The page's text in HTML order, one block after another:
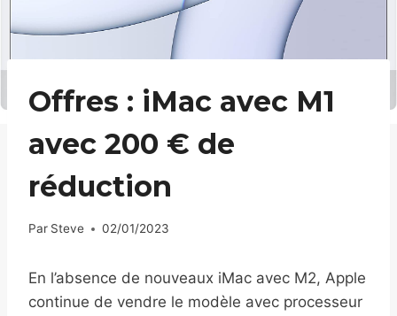
Offres : iMac avec M1
avec 200 € de
réduction
Par Steve 02/01/2023
En l’absence de nouveaux iMac avec M2, Apple
continue de vendre le modèle avec processeur